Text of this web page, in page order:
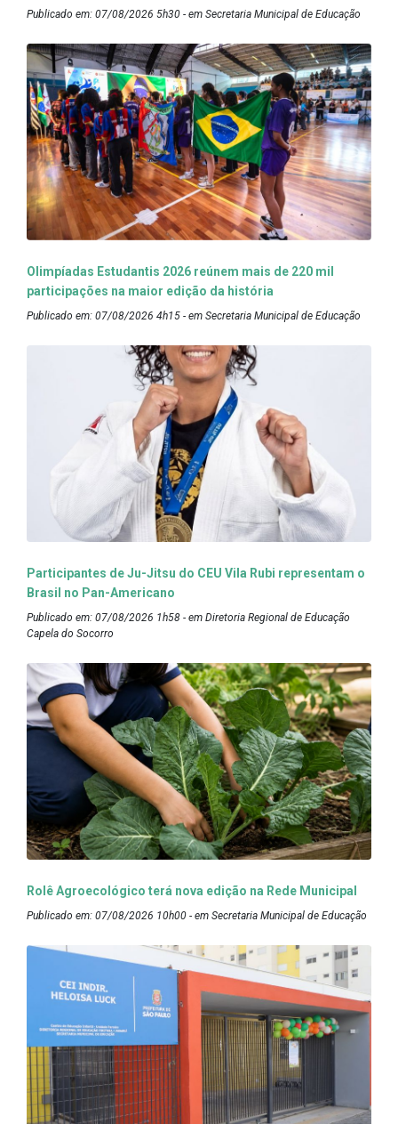
Publicado em: 07/08/2026 5h30 - em Secretaria Municipal de Educação
Olimpíadas Estudantis 2026 reúnem mais de 220 mil
participações na maior edição da história
Publicado em: 07/08/2026 4h15 - em Secretaria Municipal de Educação
Participantes de Ju-Jitsu do CEU Vila Rubi representam o
Brasil no Pan-Americano
Publicado em: 07/08/2026 1h58 - em Diretoria Regional de Educação
Capela do Socorro
Rolê Agroecológico terá nova edição na Rede Municipal
Publicado em: 07/08/2026 10h00 - em Secretaria Municipal de Educação